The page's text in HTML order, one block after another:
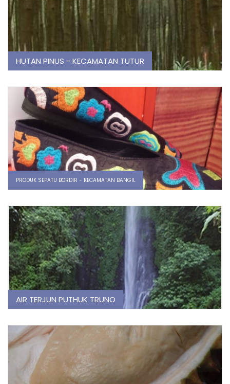
HUTAN PINUS - KECAMATAN TUTUR
PRODUK SEPATU BORDIR - KECAMATAN BANGIL
AIR TERJUN PUTHUK TRUNO